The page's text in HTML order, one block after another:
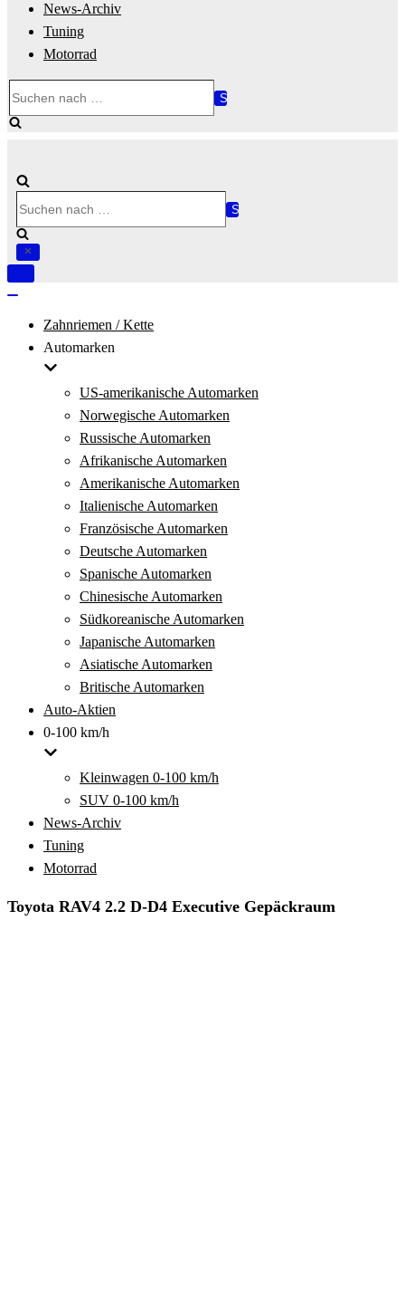
News-Archiv
Tuning
Motorrad
nach …
nach …
Navigation
Zahnriemen / Kette
Automarken
US-amerikanische Automarken
Norwegische Automarken
Russische Automarken
Afrikanische Automarken
Amerikanische Automarken
Italienische Automarken
Französische Automarken
Deutsche Automarken
Spanische Automarken
Chinesische Automarken
Südkoreanische Automarken
Japanische Automarken
Asiatische Automarken
Britische Automarken
Auto-Aktien
0-100 km/h
Kleinwagen 0-100 km/h
SUV 0-100 km/h
News-Archiv
Tuning
Motorrad
Toyota RAV4 2.2 D-D4 Executive Gepäckraum